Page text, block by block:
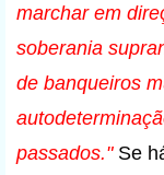
marchar em
soberania
de banqueiros
passados."Se